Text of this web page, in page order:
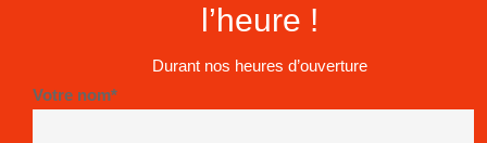
l’heure !
Durant nos heures d’ouverture
Votre nom*